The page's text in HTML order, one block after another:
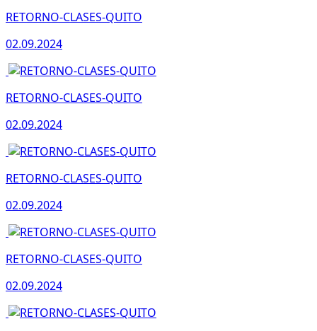
RETORNO-CLASES-QUITO
02.09.2024
RETORNO-CLASES-QUITO
02.09.2024
RETORNO-CLASES-QUITO
02.09.2024
RETORNO-CLASES-QUITO
02.09.2024